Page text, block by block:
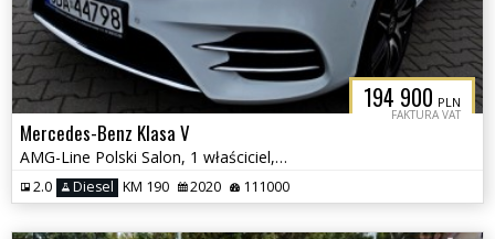
194 900 PLN
FAKTURA VAT
Mercedes-Benz Klasa V
AMG-Line Polski Salon, 1 właściciel, Fv VAT
2.0 Diesel KM 190 2020 111000